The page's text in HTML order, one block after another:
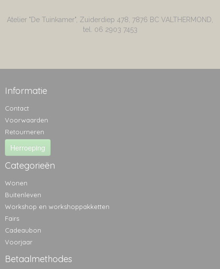
Atelier "De Tuinkamer", Zuiderdiep 478, 7876 BC VALTHERMOND,
tel. 06 2903 7453
Informatie
Contact
Voorwaarden
Retourneren
Herroeping
Categorieën
Wonen
Buitenleven
Workshop en workshoppakketten
Fairs
Cadeaubon
Voorjaar
Betaalmethodes